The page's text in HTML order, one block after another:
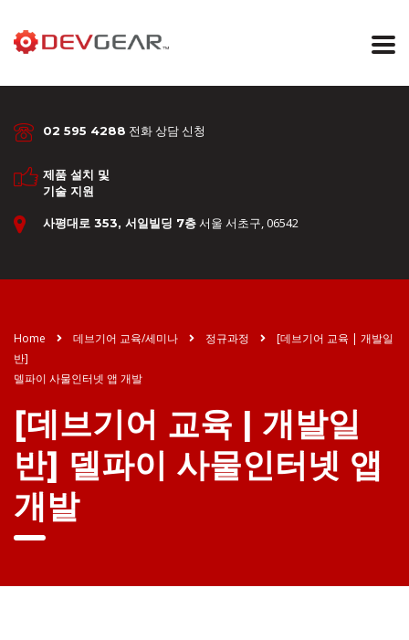
02 595 4288 전화 상담 신청
제품 설치 및
기술 지원
사평대로 353, 서일빌딩 7층서울 서초구, 06542
Home 데브기어 교육/세미나 정규과정
[데브기어 교육 | 개발일
반]
델파이 사물인터넷 앱 개발
[데브기어 교육 | 개발일
반] 델파이 사물인터넷 앱
개발